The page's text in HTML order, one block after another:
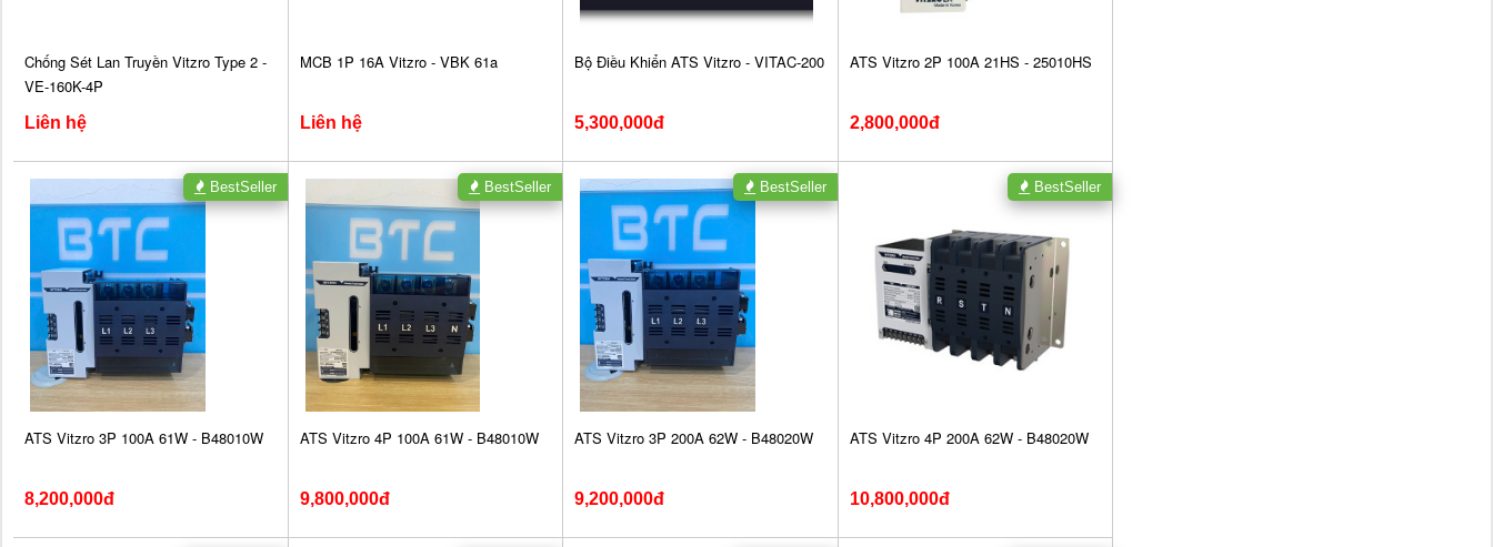
Chống Sét Lan Truyền Vitzro Type 2 -
VE-160K-4P
Liên hệ
MCB 1P 16A Vitzro - VBK 61a
Liên hệ
Bộ Điều Khiển ATS Vitzro - VITAC-200
5,300,000đ
ATS Vitzro 2P 100A 21HS - 25010HS
2,800,000đ
ATS Vitzro 3P 100A 61W - B48010W
8,200,000đ
BestSeller
ATS Vitzro 4P 100A 61W - B48010W
9,800,000đ
BestSeller
ATS Vitzro 3P 200A 62W - B48020W
9,200,000đ
BestSeller
ATS Vitzro 4P 200A 62W - B48020W
10,800,000đ
BestSeller